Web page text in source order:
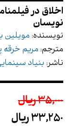
نویسنده: مویلین
مترجم: مریم
ناشر: بنیاد
35,000 ريال
33,250 ريال